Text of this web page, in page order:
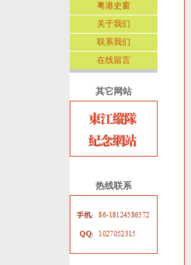
粤港史窗
关于我们
联系我们
在线留言
其它网站
热线联系